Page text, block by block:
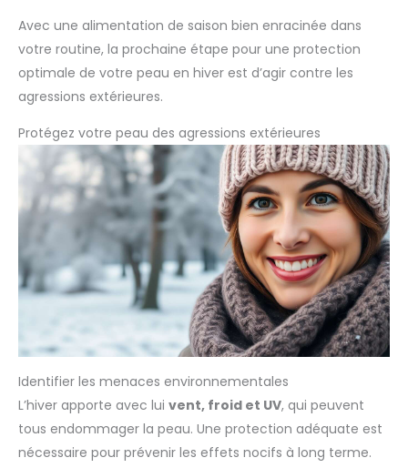
Avec une alimentation de saison bien enracinée dans
votre routine, la prochaine étape pour une protection
optimale de votre peau en hiver est d’agir contre les
agressions extérieures.
Protégez votre peau des agressions extérieures
Identifier les menaces environnementales
L’hiver apporte avec lui vent, froid et UV, qui peuvent
tous endommager la peau. Une protection adéquate est
nécessaire pour prévenir les effets nocifs à long terme.